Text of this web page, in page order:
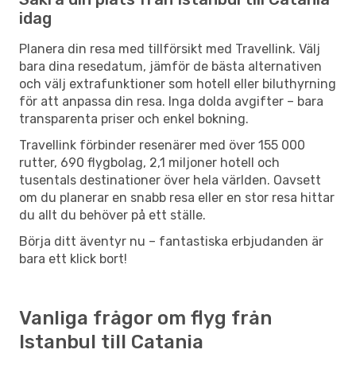
idag
Planera din resa med tillförsikt med Travellink. Välj
bara dina resedatum, jämför de bästa alternativen
och välj extrafunktioner som hotell eller biluthyrning
för att anpassa din resa. Inga dolda avgifter – bara
transparenta priser och enkel bokning.
Travellink förbinder resenärer med över 155 000
rutter, 690 flygbolag, 2,1 miljoner hotell och
tusentals destinationer över hela världen. Oavsett
om du planerar en snabb resa eller en stor resa hittar
du allt du behöver på ett ställe.
Börja ditt äventyr nu – fantastiska erbjudanden är
bara ett klick bort!
Vanliga frågor om flyg från
Istanbul till Catania